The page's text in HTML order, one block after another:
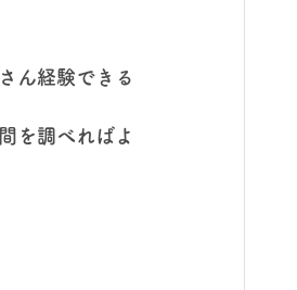
ん経験できる
を調べればよ